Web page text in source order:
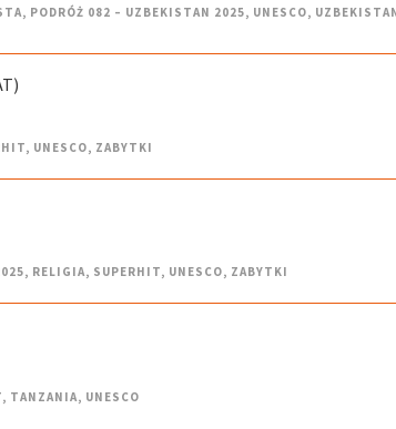
, PODRÓŻ 082 – UZBEKISTAN 2025, UNESCO,
, UNESCO, ZABYTKI
, RELIGIA, SUPERHIT, UNESCO, ZABYTKI
, TANZANIA, UNESCO